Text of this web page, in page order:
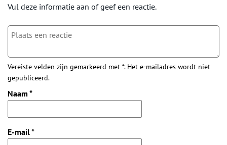
Vul deze informatie aan of geef een reactie.
Vereiste velden zijn gemarkeerd met *. Het e-mailadres wordt niet
gepubliceerd.
Naam *
E-mail*